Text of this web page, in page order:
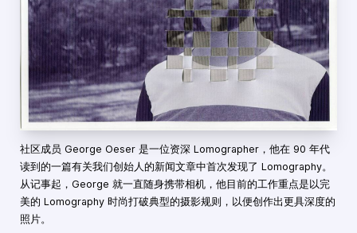
社区成员 George Oeser 是一位资深 Lomographer，他在 90 年代
读到的一篇有关我们创始人的新闻文章中首次发现了 Lomography。
从记事起，George 就一直随身携带相机，他目前的工作重点是以完
美的 Lomography 时尚打破典型的摄影规则，以便创作出更具深度的
照片。